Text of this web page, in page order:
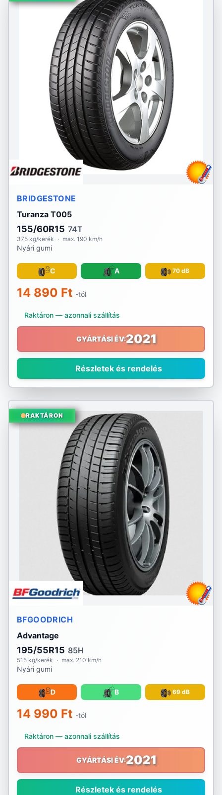
BRIDGESTONE
Turanza T005
155/60R15 74T
375 kg/kerék · max. 190 km/h
Nyári gumi
C A 70 dB
14 890 Ft -tól
Raktáron — azonnali szállítás
GYÁRTÁSI ÉV:2021
Részletek és rendelés
RAKTÁRON
BFGOODRICH
Advantage
195/55R15 85H
515 kg/kerék · max. 210 km/h
Nyári gumi
D B 69 dB
14 990 Ft -tól
Raktáron — azonnali szállítás
GYÁRTÁSI ÉV:2021
Részletek és rendelés